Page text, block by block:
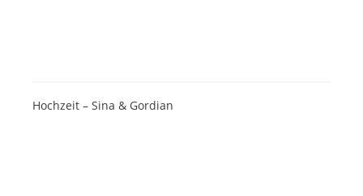
Hochzeit – Sina & Gordian